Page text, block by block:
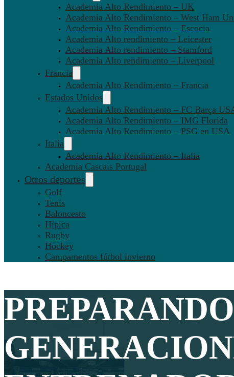
Academia Alto Rendimiento – UK
Academia Alto Rendimiento – West Ham
Academia Alto Rendimiento – Escocia
Academia Alto rendimiento – Leicester
Academia Alto rendimiento – Stamford
Academia Alto rendimiento – Liverpool
Francia
Academia Alto Rendimiento – Francia
Estados Unidos
Academia Alto Rendimiento – FC Barça
Academia Alto Rendimiento – IMG Florida
Academia Alto Rendimiento – PSG en USA
Italia
Academia Alto Rendimiento – Italia
Academia Cascais Portugal
Otros deportes
Golf
Tenis
Baloncesto
Hípica
Rugby
Hockey
Campamentos fútbol invierno